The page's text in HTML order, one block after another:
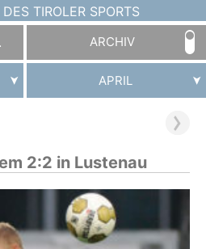
TIROLER SPORTS
ARCHIV
APRIL
2:2 in Lustenau